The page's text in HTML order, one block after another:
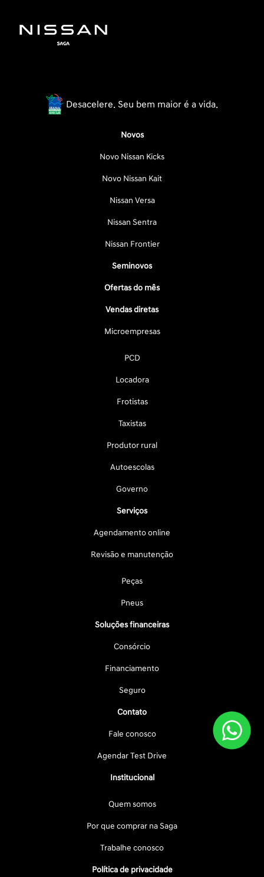
Desacelere. Seu bem maior é a vida.
Novos
Novo Nissan Kicks
Novo Nissan Kait
Nissan Versa
Nissan Sentra
Nissan Frontier
Seminovos
Ofertas do mês
Vendas diretas
Microempresas
PCD
Locadora
Frotistas
Taxistas
Produtor rural
Autoescolas
Governo
Serviços
Agendamento online
Revisão e manutenção
Peças
Pneus
Soluções financeiras
Consórcio
Financiamento
Seguro
Contato
Fale conosco
Agendar Test Drive
Institucional
Quem somos
Por que comprar na Saga
Trabalhe conosco
Política de privacidade